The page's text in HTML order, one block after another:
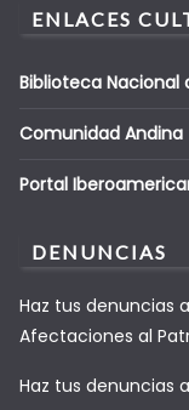
ENLACES
Biblioteca Nacional
Comunidad Andina
Portal
DENUNCIAS
Haz tus denuncias
Afectaciones al
Haz tus denuncias